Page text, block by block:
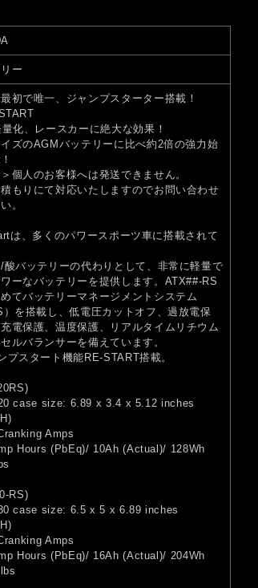
ー
初で唯一、ジャンプスターター搭載！
化、レースカーに絶大な効果！
ズのAGMバッテリーに比べ約2倍の強力始
個人のお客様へは発送できません。
もりにて対応いたしますのでお問い合わせ
。
は、多くのパワースポーツ車に搭載されて
酸バッテリーの代わりとして、非常に軽量で
ーなバッテリーを提供します。ATX##-RS
てバッテリーマネージメントシステム
）を搭載し、低電圧カットオフ、過放電保
電保護、温度保護、リアルタイムリチウム
ルバランサーを備えています。
プスタート機能RE-START搭載。
case size: 6.89 x 3.4 x 5.12 inches
Amps
Hours (PbEq)/ 10Ah (Actual)/ 128Wh
RS)
case size: 6.5 x 5 x 6.89 inches
Amps
Hours (PbEq)/ 16Ah (Actual)/ 204Wh